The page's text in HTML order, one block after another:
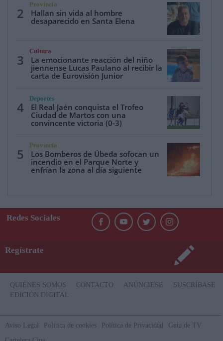
2
Provincia
Hallan sin vida al hombre
desaparecido en Santa Elena
3
Cultura
La emocionante reacción del niño
jiennense Lucas Paulano al recibir la
carta de Eurovisión Junior
4
Deportes
El Real Jaén conquista el Trofeo
Ciudad de Martos con una
convincente victoria (0-3)
5
Provincia
Los Bomberos de Úbeda sofocan un
incendio en el Parque Norte y
enfrían la zona al día siguiente
Redes Sociales
Regístrate
QUIÉNES SOMOS CONTACTO ANÚNCIESE
SUSCRÍBASE
EDICIÓN DIGITAL
Aviso Legal Politica de cookies Política de Privacidad
Guía de TV